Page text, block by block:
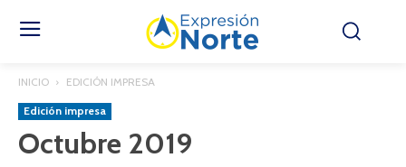
INICIO EDICIÓN IMPRESA
Edición impresa
Octubre 2019